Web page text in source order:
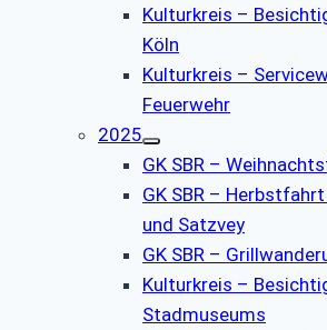
Kulturkreis –
Köln
Kulturkreis –
Feuerwehr
2025
GK SBR –
GK SBR –
und Satzvey
GK SBR –
Kulturkreis –
Stadmuseums